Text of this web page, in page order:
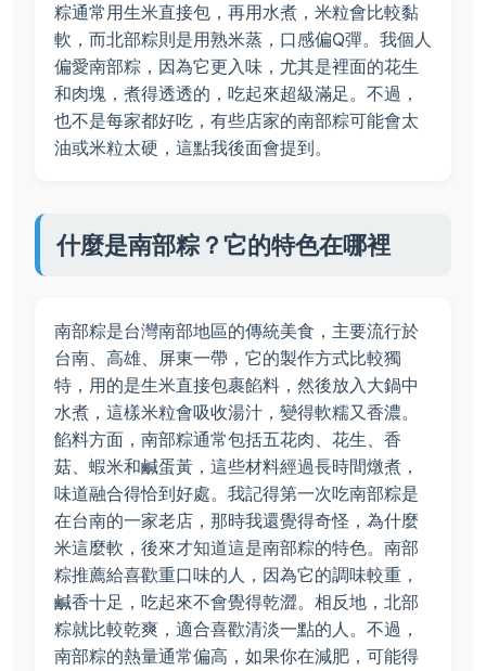
粽通常用生米直接包，再用水煮，米粒會比較黏
軟，而北部粽則是用熟米蒸，口感偏Q彈。我個人
偏愛南部粽，因為它更入味，尤其是裡面的花生
和肉塊，煮得透透的，吃起來超級滿足。不過，
也不是每家都好吃，有些店家的南部粽可能會太
油或米粒太硬，這點我後面會提到。
什麼是南部粽？它的特色在哪裡
南部粽是台灣南部地區的傳統美食，主要流行於
台南、高雄、屏東一帶，它的製作方式比較獨
特，用的是生米直接包裹餡料，然後放入大鍋中
水煮，這樣米粒會吸收湯汁，變得軟糯又香濃。
餡料方面，南部粽通常包括五花肉、花生、香
菇、蝦米和鹹蛋黃，這些材料經過長時間燉煮，
味道融合得恰到好處。我記得第一次吃南部粽是
在台南的一家老店，那時我還覺得奇怪，為什麼
米這麼軟，後來才知道這是南部粽的特色。南部
粽推薦給喜歡重口味的人，因為它的調味較重，
鹹香十足，吃起來不會覺得乾澀。相反地，北部
粽就比較乾爽，適合喜歡清淡一點的人。不過，
南部粽的熱量通常偏高，如果你在減肥，可能得